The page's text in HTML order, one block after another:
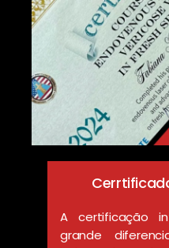
A certificação
grande